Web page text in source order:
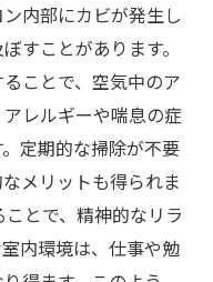
内部にカビが発生し
すことがあります。
ことで、空気中のア
レルギーや喘息の症
定期的な掃除が不要
メリットも得られま
とで、精神的なリラ
内環境は、仕事や勉